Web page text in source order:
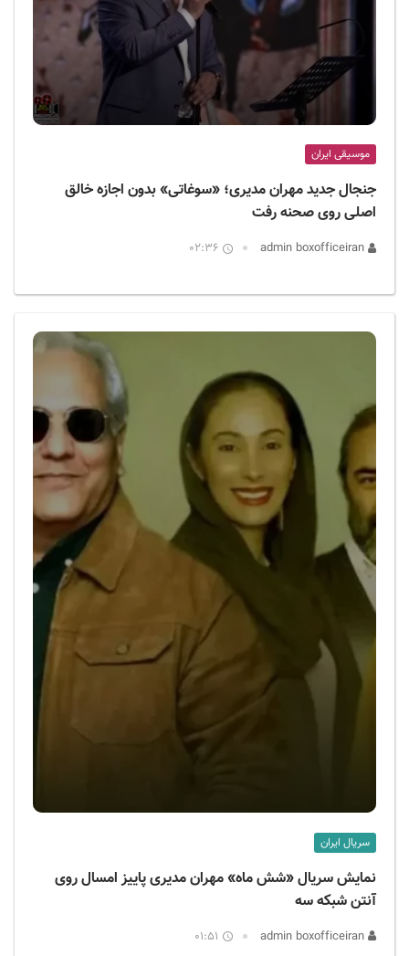
موسیقی ایران
جنجال جدید مهران مدیری؛ «سوغاتی» بدون اجازه خالق
اصلی روی صحنه رفت
02:36
سریال ایران
نمایش سریال «شش ماه» مهران مدیری پاییز امسال روی
آنتن شبکه سه
01:51